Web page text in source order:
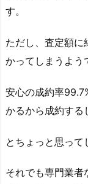
す。
ただし、査定額に
かってしまうよう
安心の成約率
かるから成約する
とちょっと思って
それでも専門業者